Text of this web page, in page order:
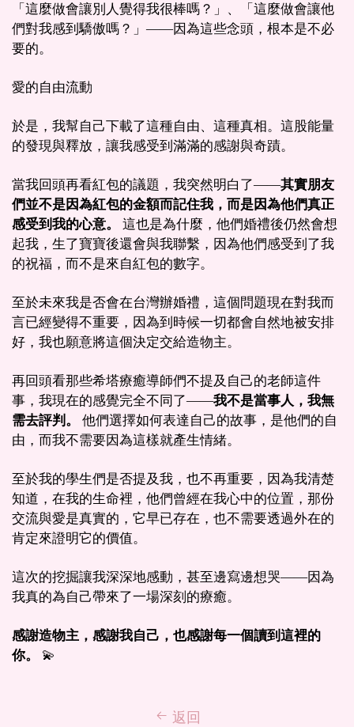
「這麼做會讓別人覺得我很棒嗎？」、「這麼做會讓他
們對我感到驕傲嗎？」——因為這些念頭，根本是不必
要的。
愛的自由流動
於是，我幫自己下載了這種自由、這種真相。這股能量
的發現與釋放，讓我感受到滿滿的感謝與奇蹟。
當我回頭再看紅包的議題，我突然明白了——其實朋友
們並不是因為紅包的金額而記住我，而是因為他們真正
感受到我的心意。
這也是為什麼，他們婚禮後仍然會想
起我，生了寶寶後還會與我聯繫，因為他們感受到了我
的祝福，而不是來自紅包的數字。
至於未來我是否會在台灣辦婚禮，這個問題現在對我而
言已經變得不重要，因為到時候一切都會自然地被安排
好，我也願意將這個決定交給造物主。
再回頭看那些希塔療癒導師們不提及自己的老師這件
事，我現在的感覺完全不同了——我不是當事人，我無
需去評判。
他們選擇如何表達自己的故事，是他們的自
由，而我不需要因為這樣就產生情緒。
至於我的學生們是否提及我，也不再重要，因為我清楚
知道，在我的生命裡，他們曾經在我心中的位置，那份
交流與愛是真實的，它早已存在，也不需要透過外在的
肯定來證明它的價值。
這次的挖掘讓我深深地感動，甚至邊寫邊想哭——因為
我真的為自己帶來了一場深刻的療癒。
感謝造物主，感謝我自己，也感謝每一個讀到這裡的
你。
💫
返回